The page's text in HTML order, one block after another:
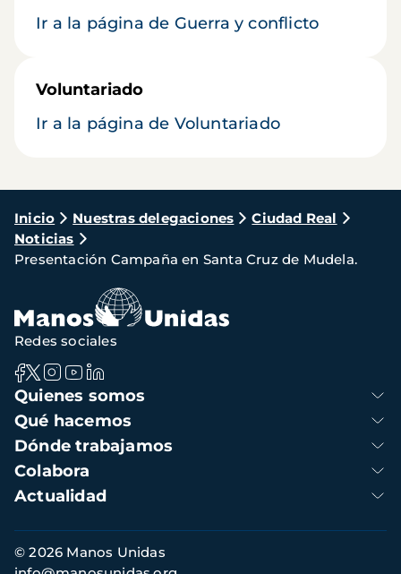
Ir a la página de Guerra y conflicto
Voluntariado
Ir a la página de Voluntariado
Ruta
de
navegación
Inicio Nuestras delegaciones
Ciudad Real
Noticias
Presentación Campaña en Santa Cruz de Mudela.
Navegación
principal
Quienes somos
Qué hacemos
Dónde trabajamos
Colabora
Actualidad
Redes sociales
Información
de
© 2026 Manos Unidas